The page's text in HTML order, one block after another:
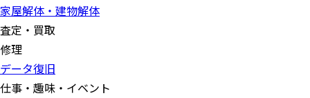
家屋解体・建物解体
査定・買取
修理
データ復旧
仕事・趣味・イベント